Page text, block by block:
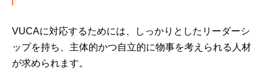
VUCAに対応するためには、しっかりとしたリーダーシ
ップを持ち、主体的かつ自立的に物事を考えられる人材
が求められます。